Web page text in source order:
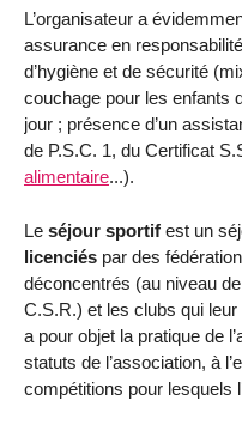
L’organisateur a
assurance en
d’hygiène et de sécurité
couchage pour les enfants
jour ; présence d’un
de P.S.C. 1, du Certificat
alimentaire...).
Le séjour sportif est un
licenciés par des
déconcentrés (au niveau
C.S.R.) et les clubs qui
a pour objet la pratique de
statuts de l’association, à
compétitions pour lesquels